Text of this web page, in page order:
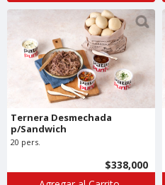
Ternera Desmechada
p/Sandwich
20 pers.
$338,000